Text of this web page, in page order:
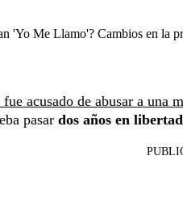
'Yo Me Llamo'? Cambios en la
acusado de abusar a una
pasar dos años en